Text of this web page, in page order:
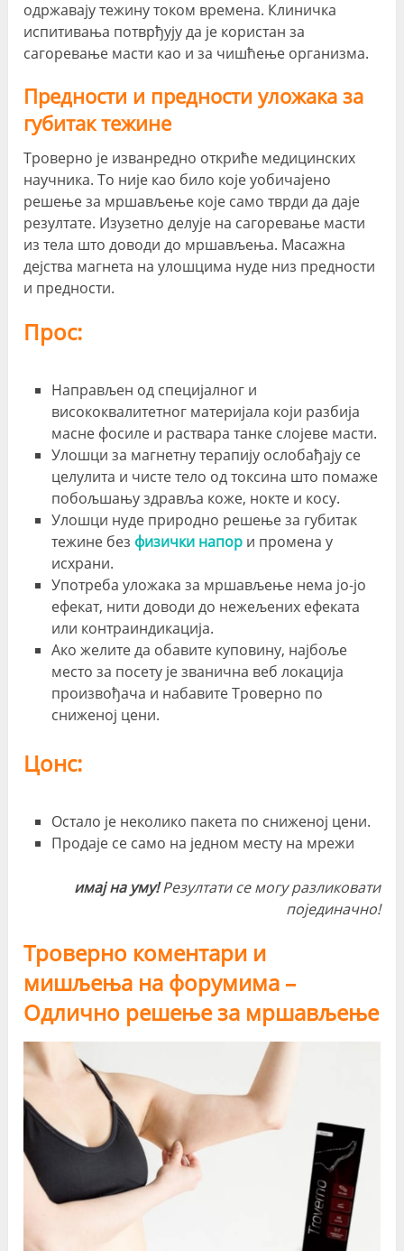
одржавају тежину током времена. Клиничка
испитивања потврђују да је користан за
сагоревање масти као и за чишћење организма.
Предности и предности уложака за
губитак тежине
Троверно је изванредно откриће медицинских
научника. То није као било које уобичајено
решење за мршављење које само тврди да даје
резултате. Изузетно делује на сагоревање масти
из тела што доводи до мршављења. Масажна
дејства магнета на улошцима нуде низ предности
и предности.
Прос:
Направљен од специјалног и
висококвалитетног материјала који разбија
масне фосиле и раствара танке слојеве масти.
Улошци за магнетну терапију ослобађају се
целулита и чисте тело од токсина што помаже
побољшању здравља коже, нокте и косу.
Улошци нуде природно решење за губитак
тежине без физички напори промена у
исхрани.
Употреба уложака за мршављење нема јо-јо
ефекат, нити доводи до нежељених ефеката
или контраиндикација.
Ако желите да обавите куповину, најбоље
место за посету је званична веб локација
произвођача и набавите Троверно по
сниженој цени.
Цонс:
Остало је неколико пакета по сниженој цени.
Продаје се само на једном месту на мрежи
имај на уму!Резултати се могу разликовати
појединачно!
Троверно коментари и
мишљења на форумима –
Одлично решење за мршављење